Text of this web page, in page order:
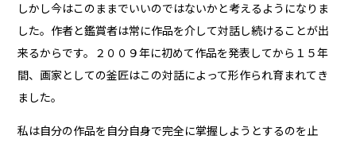
しかし今はこのままでいいのではないかと考えるようになりま
した。作者と鑑賞者は常に作品を介して対話し続けることが出
来るからです。２００９年に初めて作品を発表してから１５年
間、画家としての釜匠はこの対話によって形作られ育まれてき
ました。
私は自分の作品を自分自身で完全に掌握しようとするのを止